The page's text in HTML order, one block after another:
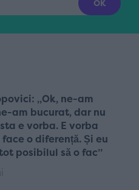
„Ok, ne-am
am bucurat, dar nu
e vorba. E vorba
o diferență. Și eu
posibilul să o fac”